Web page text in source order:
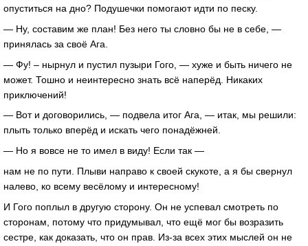
опуститься на дно? Подушечки помогают идти по песку.
— Ну, составим же план! Без него ты словно бы не в себе, —
принялась за своё Ага.
— Фу! – нырнул и пустил пузыри Гого, — хуже и быть ничего не
может. Тошно и неинтересно знать всё наперёд. Никаких
приключений!
— Вот и договорились, — подвела итог Ага, — итак, мы решили:
плыть только вперёд и искать чего понадёжней.
— Но я вовсе не то имел в виду! Если так —
нам не по пути. Плыви направо к своей скукоте, а я бы свернул
налево, ко всему весёлому и интересному!
И Гого поплыл в другую сторону. Он не успевал смотреть по
сторонам, потому что придумывал, что ещё мог бы возразить
сестре, как доказать, что он прав. Из-за всех этих мыслей он не